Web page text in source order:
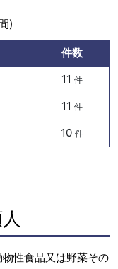
)
件数
11 件
11 件
10 件
性食品又は野菜その